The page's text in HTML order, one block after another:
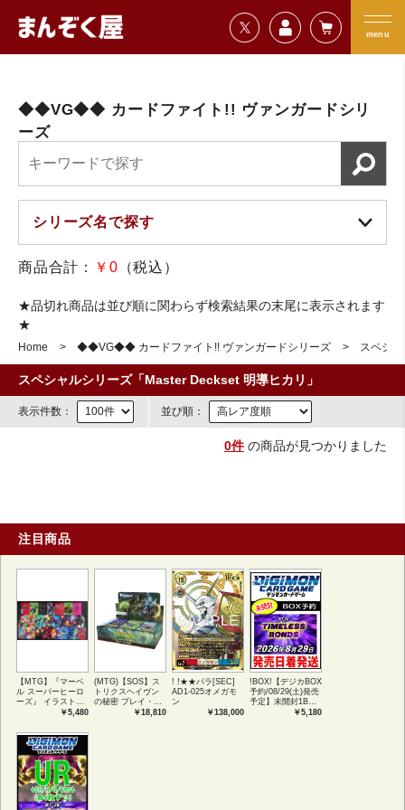
=================================
menu
まんぞく屋 格安TCG通販
◆◆VG◆◆ カードファイト!! ヴァンガードシリ
ーズ
商品合計： ￥0 （税込）
★品切れ商品は並び順に関わらず検索結果の末尾に表示されます
★
Home ◆◆VG◆◆ カードファイト!! ヴァンガードシリーズ スペシ
スペシャルシリーズ「Master Deckset 明導ヒカリ」
表示件数： 並び順：
0件の商品が見つかりました
注目商品
【MTG】『マーベ
ル スーパーヒーロ
ーズ』 イラストコ
レクション 54種コ
アートカード(JPN)
￥5,480
(MTG)【SOS】ス
トリクスヘイヴン
の秘密 プレイ・ブ
ースター1BOX日本
￥18,810
! !★★パラ[SEC]
AD1-025オメガモ
ン
￥138,000
!BOX!【デジカBOX
予約/08/29(土)発売
予定】未開封1BOX
￥5,180